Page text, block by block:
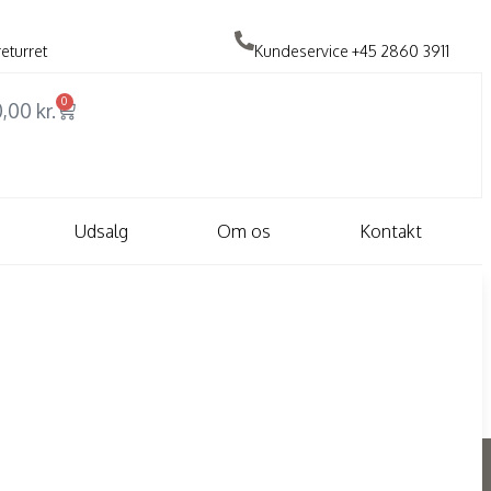
Kundeservice +45 2860 3911
kr. 0
Udsalg Om os Kontakt